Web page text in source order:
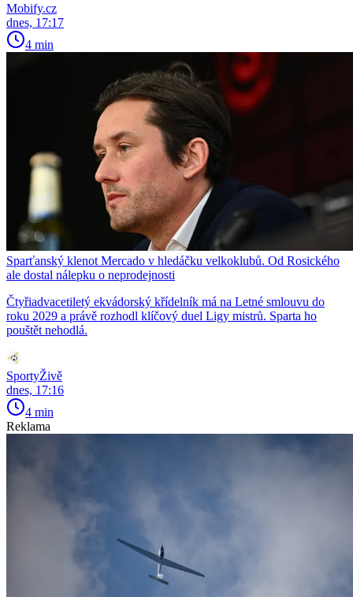
Mobify.cz
dnes, 17:17
4 min
Sparťanský klenot Mercado v hledáčku velkoklubů. Od Rosického
ale dostal nálepku o neprodejnosti
Čtyřiadvacetiletý ekvádorský křídelník má na Letné smlouvu do
roku 2029 a právě rozhodl klíčový duel Ligy mistrů. Sparta ho
pouštět nehodlá.
SportyŽivě
dnes, 17:16
4 min
Reklama